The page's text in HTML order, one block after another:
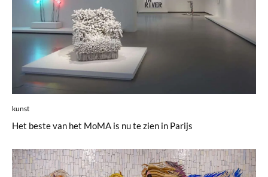
kunst
Het beste van het MoMA is nu te zien in Parijs